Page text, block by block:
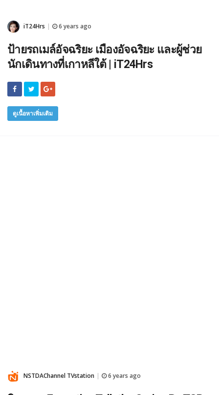
iT24Hrs 6 years ago
ป้ายรถเมล์อัจฉริยะ เมืองอัจฉริยะ และผู้ช่วย
นักเดินทางที่เกาหลีใต้ | iT24Hrs
ดูเนื้อหาเพิ่มเติม
NSTDAChannel TVstation 6 years ago